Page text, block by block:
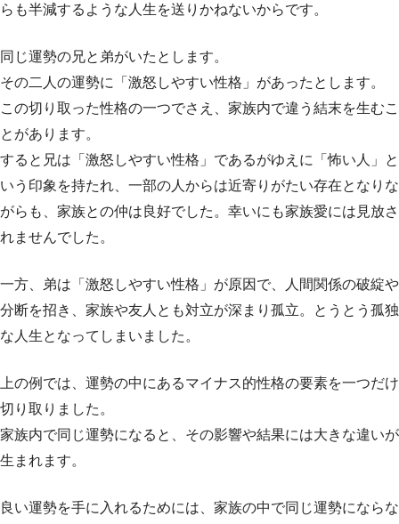
らも半減するような人生を送りかねないからです。
同じ運勢の兄と弟がいたとします。
その二人の運勢に「激怒しやすい性格」があったとします。
この切り取った性格の一つでさえ、家族内で違う結末を生むこ
とがあります。
すると兄は「激怒しやすい性格」であるがゆえに「怖い人」と
いう印象を持たれ、一部の人からは近寄りがたい存在となりな
がらも、家族との仲は良好でした。幸いにも家族愛には見放さ
れませんでした。
一方、弟は「激怒しやすい性格」が原因で、人間関係の破綻や
分断を招き、家族や友人とも対立が深まり孤立。とうとう孤独
な人生となってしまいました。
上の例では、運勢の中にあるマイナス的性格の要素を一つだけ
切り取りました。
家族内で同じ運勢になると、その影響や結果には大きな違いが
生まれます。
良い運勢を手に入れるためには、家族の中で同じ運勢にならな